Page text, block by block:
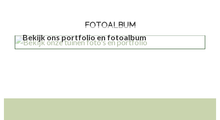
FOTOALBUM
Bekijk ons portfolio en fotoalbum